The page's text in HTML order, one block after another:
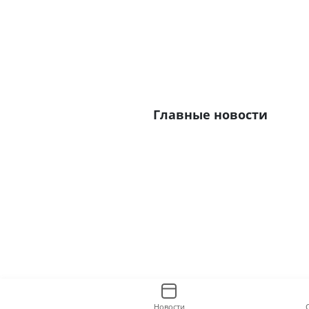
Главные новости
Новости